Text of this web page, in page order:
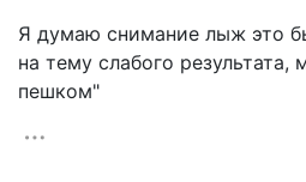
Я думаю снимание лыж это
на тему слабого результата,
пешком"